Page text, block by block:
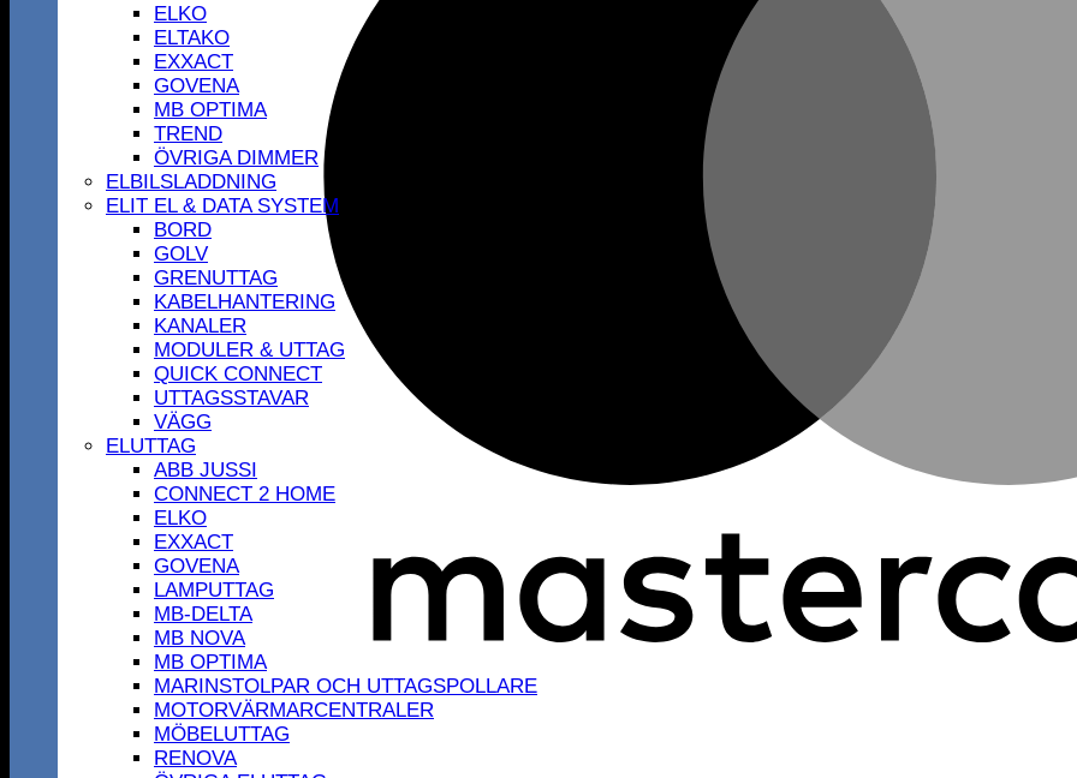
ELKO
ELTAKO
EXXACT
GOVENA
MB OPTIMA
TREND
ÖVRIGA DIMMER
ELBILSLADDNING
ELIT EL & DATA SYSTEM
BORD
GOLV
GRENUTTAG
KABELHANTERING
KANALER
MODULER & UTTAG
QUICK CONNECT
UTTAGSSTAVAR
VÄGG
ELUTTAG
ABB JUSSI
CONNECT 2 HOME
ELKO
EXXACT
GOVENA
LAMPUTTAG
MB-DELTA
MB NOVA
MB OPTIMA
MARINSTOLPAR OCH UTTAGSPOLLARE
MOTORVÄRMARCENTRALER
MÖBELUTTAG
RENOVA